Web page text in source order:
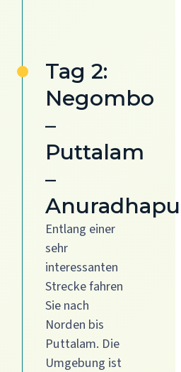
Tag 2:
Negombo
–
Puttalam
–
Entlang einer
sehr
interessanten
Strecke fahren
Sie nach
Norden bis
Puttalam. Die
Umgebung ist